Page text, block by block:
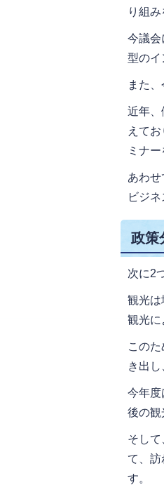
り組
今議会
型のイ
また
近年、
えて
ミナ
あわ
ビジ
政策
次に2
観光は
観光に
この
き出
今年度
後の観
そし
て、
す。